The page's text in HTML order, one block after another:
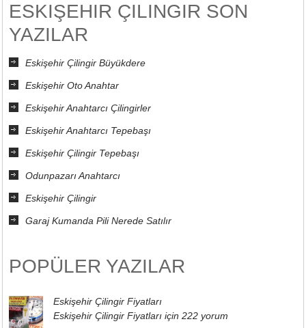
ESKIŞEHIR ÇILINGIR SON
YAZILAR
Eskişehir Çilingir Büyükdere
Eskişehir Oto Anahtar
Eskişehir Anahtarcı Çilingirler
Eskişehir Anahtarcı Tepebaşı
Eskişehir Çilingir Tepebaşı
Odunpazarı Anahtarcı
Eskişehir Çilingir
Garaj Kumanda Pili Nerede Satılır
POPÜLER YAZILAR
Eskişehir Çilingir Fiyatları
Eskişehir Çilingir Fiyatları için 222 yorum